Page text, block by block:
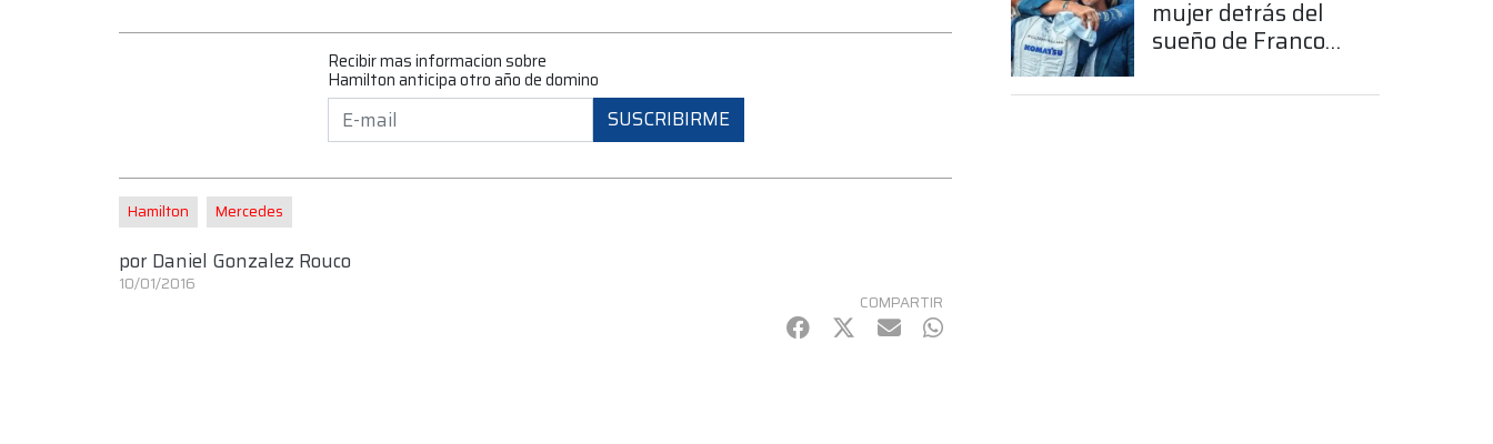
Recibir mas informacion sobre
Hamilton anticipa otro año de domino
SUSCRIBIRME
Hamilton Mercedes
por Daniel Gonzalez Rouco
10/01/2016
COMPARTIR
Facebook
Twitter
mail WhatsApp
mujer detrás del
sueño de Franco
Fórmula 1